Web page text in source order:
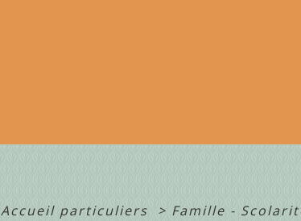
Accueil particuliers > Famille -